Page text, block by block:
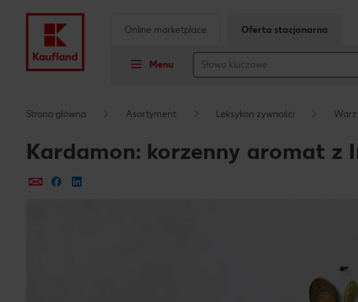
Menu
Online marketplace Oferta stacjonarna
Strona główna Asortyment Leksykon żywności
Kardamon: korzenny aromat z
Prześlij e-mailem
Udostępnij na Facebooku